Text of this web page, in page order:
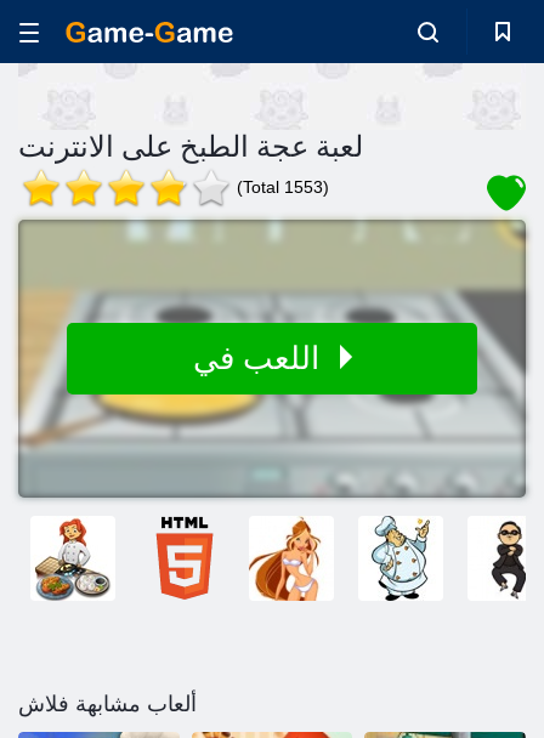
لعبة عجة الطبخ على الانترنت
(Total 1553)
ألعاب مشابهة فلاش